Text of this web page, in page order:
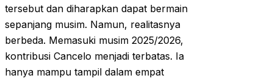
tersebut dan diharapkan dapat bermain
sepanjang musim. Namun, realitasnya
berbeda. Memasuki musim 2025/2026,
kontribusi Cancelo menjadi terbatas. Ia
hanya mampu tampil dalam empat